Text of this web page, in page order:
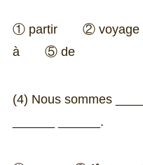
① partir ②
à ⑤ de
(4) Nous sommes
______ ______.